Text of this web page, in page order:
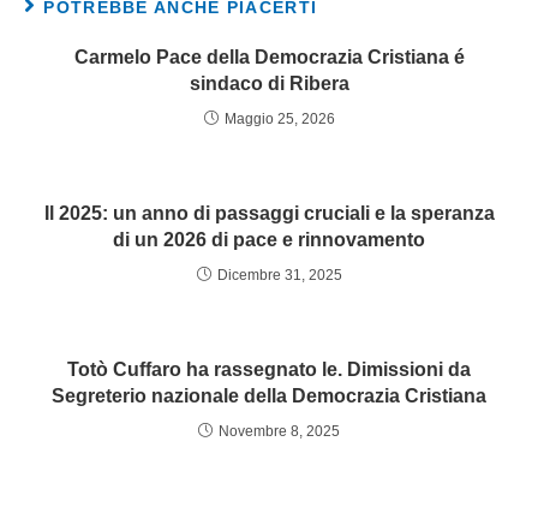
POTREBBE ANCHE PIACERTI
Carmelo Pace della Democrazia Cristiana é
sindaco di Ribera
Maggio 25, 2026
Il 2025: un anno di passaggi cruciali e la speranza
di un 2026 di pace e rinnovamento
Dicembre 31, 2025
Totò Cuffaro ha rassegnato le. Dimissioni da
Segreterio nazionale della Democrazia Cristiana
Novembre 8, 2025